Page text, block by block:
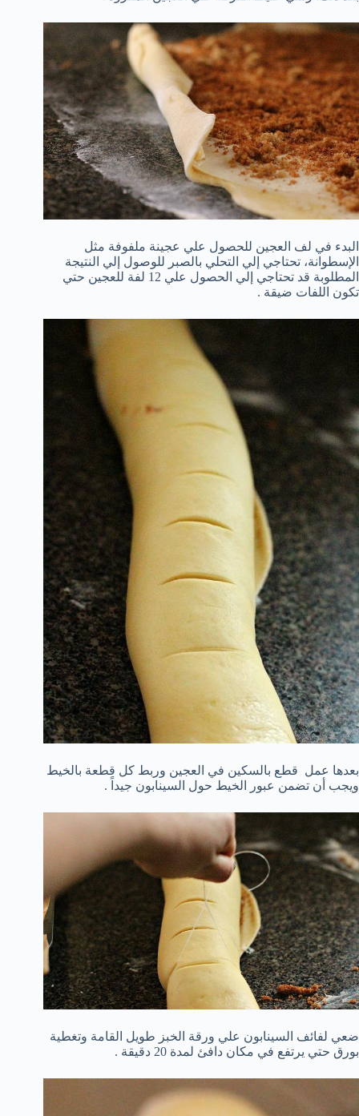
البدء في لف العجين للحصول علي عجينة ملفوفة مثل
الإسطوانة، تحتاجي إلي التحلي بالصبر للوصول إلي النتيجة
المطلوبة قد تحتاجي إلي الحصول علي 12 لفة للعجين حتي
تكون اللفات ضيقة .
بعدها عمل قطع بالسكين في العجين وربط كل قطعة بالخيط
ويجب أن تضمن عبور الخيط حول السينابون جيداً .
ضعي لفائف السينابون علي ورقة الخبز طويل القامة وتغطية
بورق حتي يرتفع في مكان دافئ لمدة 20 دقيقة .